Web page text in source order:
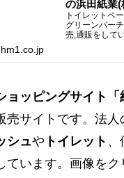
の浜田紙業(
トイレットペ
グリーンパー
売,通販をして
ト決済各種対
ョッピングサイト「
売サイトです。法人
シュや トイレット 、
ています。画像をク